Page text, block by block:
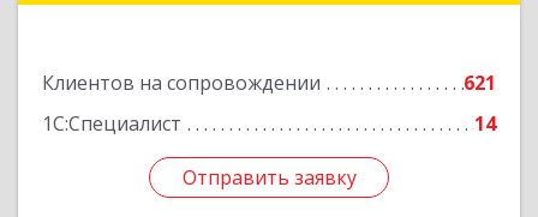
Клиентов на сопровождении
621
1С:Специалист
14
Отправить заявку
Отправить заявку